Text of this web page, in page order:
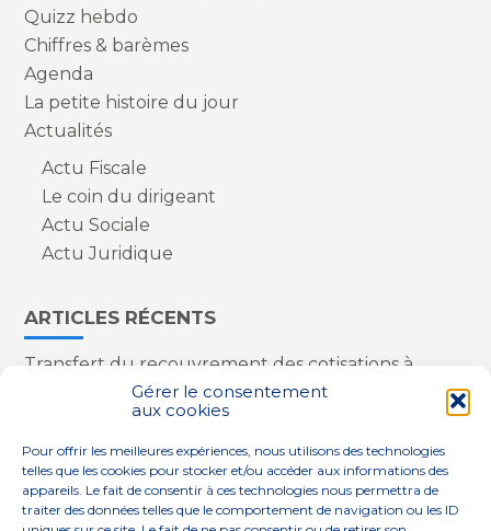
Gérer le consentement
aux cookies
Pour offrir les meilleures expériences, nous utilisons des technologies
telles que les cookies pour stocker et/ou accéder aux informations des
appareils. Le fait de consentir à ces technologies nous permettra de
traiter des données telles que le comportement de navigation ou les ID
Quizz hebdo
Chiffres & barèmes
Agenda
La petite histoire du jour
Actualités
Actu Fiscale
Le coin du dirigeant
Actu Sociale
Actu Juridique
ARTICLES RÉCENTS
Transfert du recouvrement des cotisations à
l’Urssaf : des nouveautés
Appareils reconditionnés : annulation de la
Contrôle de la qualité de l’air dans les ERP
Industriels : le point sur les dernières évolutions
réglementaires